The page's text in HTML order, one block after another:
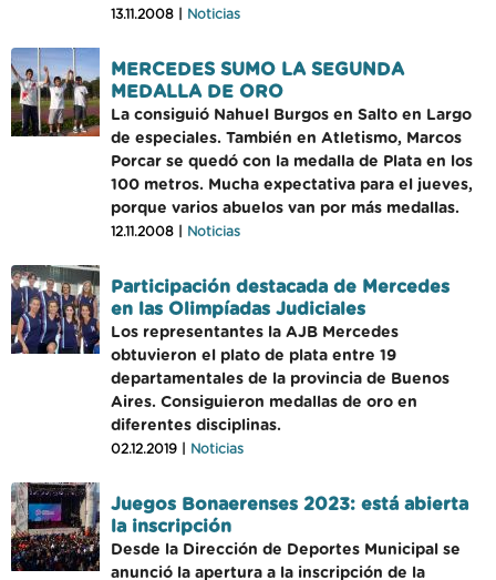
13.11.2008 | Noticias
MERCEDES SUMO LA SEGUNDA
MEDALLA DE ORO
La consiguió Nahuel Burgos en Salto en Largo
de especiales. También en Atletismo, Marcos
Porcar se quedó con la medalla de Plata en los
100 metros. Mucha expectativa para el jueves,
porque varios abuelos van por más medallas.
12.11.2008 | Noticias
Participación destacada de Mercedes
en las Olimpíadas Judiciales
Los representantes la AJB Mercedes
obtuvieron el plato de plata entre 19
departamentales de la provincia de Buenos
Aires. Consiguieron medallas de oro en
diferentes disciplinas.
02.12.2019 | Noticias
Juegos Bonaerenses 2023: está abierta
la inscripción
Desde la Dirección de Deportes Municipal se
anunció la apertura a la inscripción de la